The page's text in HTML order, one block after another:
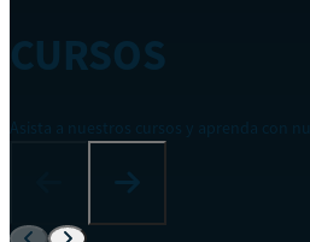
CURSOS
Asista a nuestros cursos y aprenda con